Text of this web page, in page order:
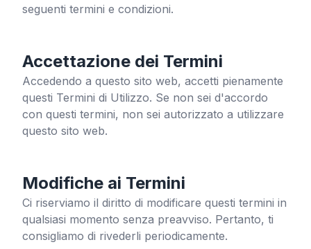
seguenti termini e condizioni.
Accettazione dei Termini
Accedendo a questo sito web, accetti pienamente
questi Termini di Utilizzo. Se non sei d'accordo
con questi termini, non sei autorizzato a utilizzare
questo sito web.
Modifiche ai Termini
Ci riserviamo il diritto di modificare questi termini in
qualsiasi momento senza preavviso. Pertanto, ti
consigliamo di rivederli periodicamente.